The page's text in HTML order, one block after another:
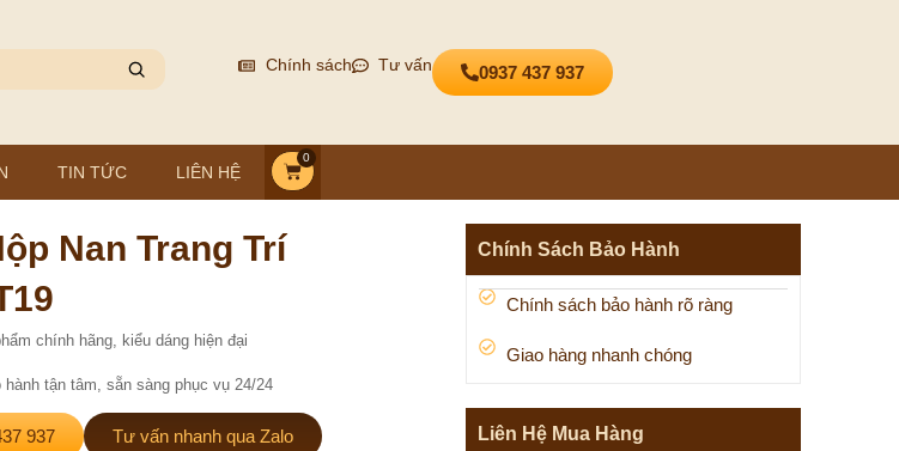
Chính sách Tư vấn 0937 437 937
TIN TỨC LIÊN HỆ
0
Nan Trang Trí
chính hãng, kiểu dáng hiện đại
hành tận tâm, sẵn sàng phục vụ 24/24
937 Tư vấn nhanh qua Zalo
Chính Sách Bảo Hành
Chính sách bảo hành rõ ràng
Giao hàng nhanh chóng
Liên Hệ Mua Hàng